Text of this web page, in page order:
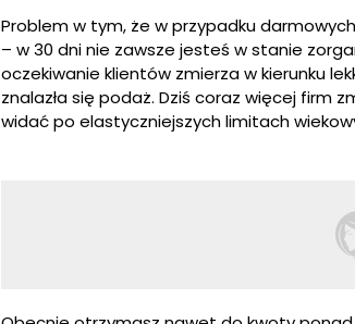
Problem w tym, że w przypadku
– w 30 dni nie zawsze jesteś w stanie
oczekiwanie klientów zmierza w kierunku
znalazła się podaż. Dziś coraz więcej firm
widać po elastyczniejszych limitach